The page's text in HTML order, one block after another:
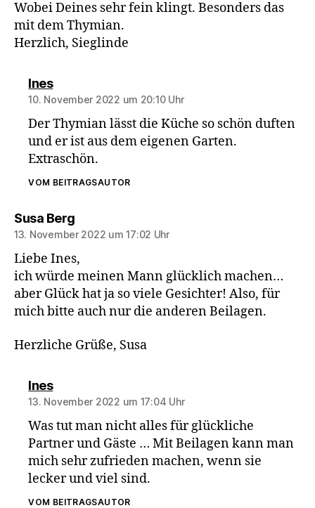
Wobei Deines sehr fein klingt. Besonders das
mit dem Thymian.
Herzlich, Sieglinde
Inessagt:
10. November 2022 um 20:10 Uhr
Der Thymian lässt die Küche so schön duften
und er ist aus dem eigenen Garten.
Extraschön.
VOM BEITRAGSAUTOR
Susa Bergsagt:
13. November 2022 um 17:02 Uhr
Liebe Ines,
ich würde meinen Mann glücklich machen…
aber Glück hat ja so viele Gesichter! Also, für
mich bitte auch nur die anderen Beilagen.
Herzliche Grüße, Susa
Inessagt:
13. November 2022 um 17:04 Uhr
Was tut man nicht alles für glückliche
Partner und Gäste … Mit Beilagen kann man
mich sehr zufrieden machen, wenn sie
lecker und viel sind.
VOM BEITRAGSAUTOR